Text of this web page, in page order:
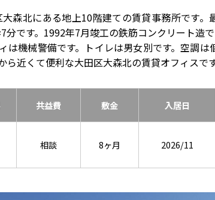
森北にある地上10階建ての賃貸事務所です
です。1992年7月竣工の鉄筋コンクリート造
は機械警備です。トイレは男女別です。空調
近くて便利な大田区大森北の賃貸オフィスです
共益費 敷金 入居日
相談 8ヶ月 2026/11